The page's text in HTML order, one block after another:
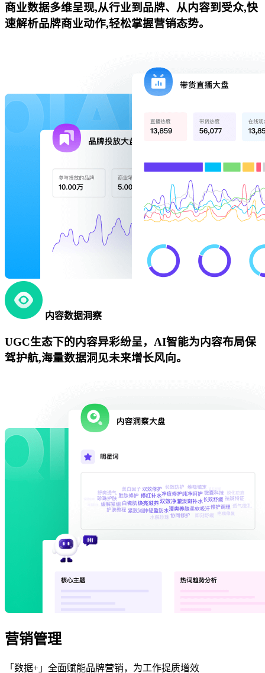
商业数据多维呈现,从行业到品牌、从内容到受众,快
速解析品牌商业动作,轻松掌握营销态势。
内容数据洞察
UGC生态下的内容异彩纷呈，AI智能为内容布局保
驾护航,海量数据洞见未来增长风向。
营销管理
「数据+」全面赋能品牌营销，为工作提质增效